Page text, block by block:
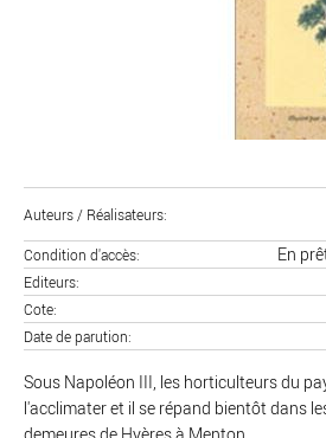
Auteurs / Réalisateurs
Condition d'accès En
Editeurs
Cote
Date de parution
Sous Napoléon III, les horticulteurs du
l'acclimater et il se répand bientôt dans